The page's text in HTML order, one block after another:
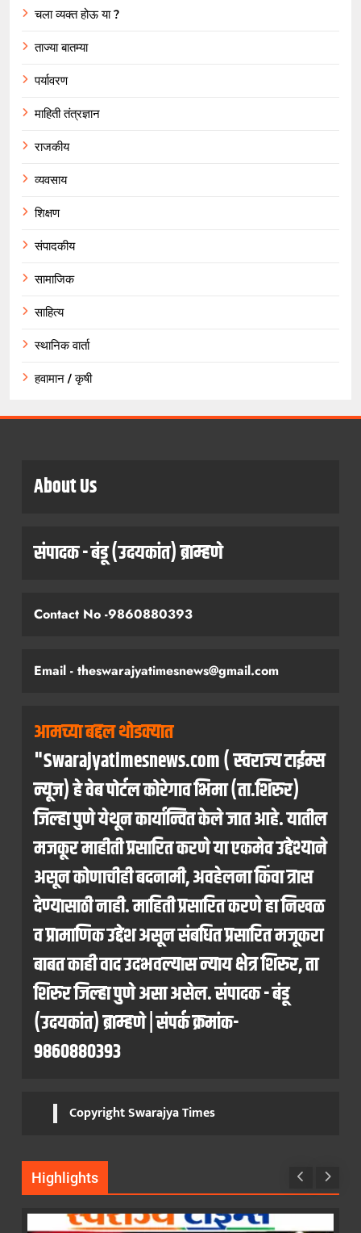
चला व्यक्त होऊ या ?
ताज्या बातम्या
पर्यावरण
माहिती तंत्रज्ञान
राजकीय
व्यवसाय
शिक्षण
संपादकीय
सामाजिक
साहित्य
स्थानिक वार्ता
हवामान / कृषी
About Us
संपादक - बंडू (उदयकांत) ब्राम्हणे
Contact No -9860880393
Email - theswarajyatimesnews@gmail.com
आमच्या बद्दल थोडक्यात
"Swarajyatimesnews.com ( स्वराज्य टाईम्स
न्यूज) हे वेब पोर्टल कोरेगाव भिमा (ता.शिरुर)
जिल्हा पुणे येथून कार्यान्वित केले जात आहे. यातील
मजकूर माहीती प्रसारित करणे या एकमेव उद्देश्याने
असून कोणाचीही बदनामी, अवहेलना किंवा त्रास
देण्यासाठी नाही. माहिती प्रसारित करणे हा निखळ
व प्रामाणिक उद्देश असून संबधित प्रसारित मजूकरा
बाबत काही वाद उदभवल्यास न्याय क्षेत्र शिरुर, ता
शिरुर जिल्हा पुणे असा असेल. संपादक - बंडू
(उदयकांत) ब्राम्हणे | संपर्क क्रमांक-
9860880393
Copyright Swarajya Times
Highlights